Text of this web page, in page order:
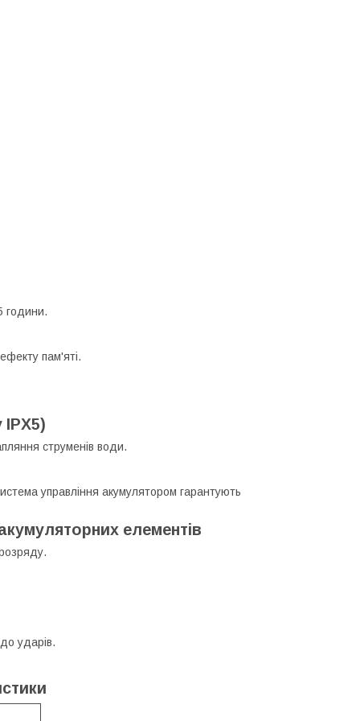
години.
пам'яті.
IPX5)
струменів води.
управління акумулятором гарантують
елементів
ударів.